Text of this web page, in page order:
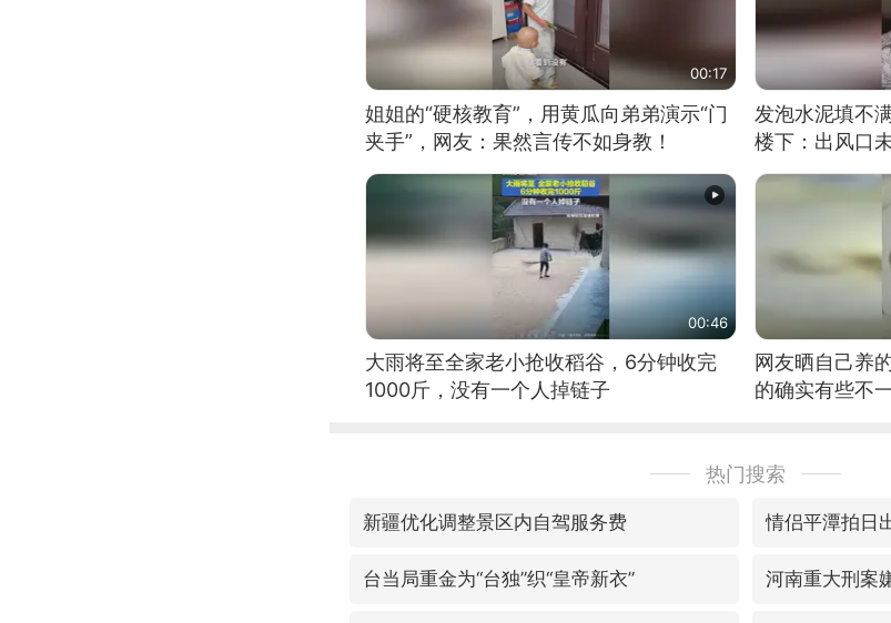
00:17
姐姐的“硬核教育”，用黄瓜向弟弟演示“门
夹手”，网友：果然言传不如身教！
发泡水泥填不
楼下：出风口
00:46
大雨将至全家老小抢收稻谷，6分钟收完
1000斤，没有一个人掉链子
网友晒自己养
的确实有些不
热门搜索
新疆优化调整景区内自驾服务费 情侣平潭拍日
台当局重金为“台独”织“皇帝新衣” 河南重大刑案